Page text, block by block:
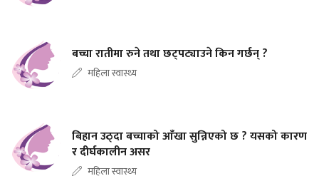
बच्चा रातीमा रुने तथा छट्पट्याउने किन गर्छन् ?
महिला स्वास्थ्य
बिहान उठ्दा बच्चाको आँखा सुन्निएको छ ? यसको कारण
र दीर्घकालीन असर
महिला स्वास्थ्य